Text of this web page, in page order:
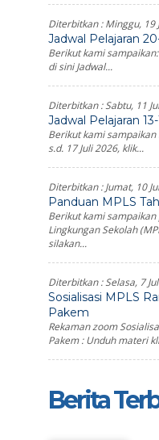
Diterbitkan :Minggu, 19
Jadwal Pelajaran
Berikut kami
di sini Jadwal...
Diterbitkan :Sabtu, 11
Jadwal Pelajaran
Berikut kami
s.d. 17 Juli 2026, klik...
Diterbitkan :Jumat, 10
Panduan MPLS
Berikut kami
Lingkungan Sekolah
silakan...
Diterbitkan :Selasa, 7
Sosialisasi MPLS
Pakem
Rekaman zoom
Pakem : Unduh materi
Berita